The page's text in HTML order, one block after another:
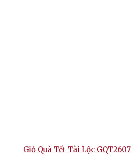
Giỏ Quà Tết Tài Lộc GQT2607